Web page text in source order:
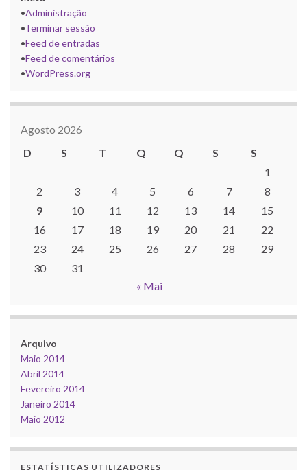
•Administração
•Terminar sessão
•Feed de entradas
•Feed de comentários
•WordPress.org
Agosto 2026
D
S T Q Q S
S
1
2
3 4 5 6 7
8
9
10 11 12 13 14
15
16
17 18 19 20 21
22
23
24 25 26 27 28
29
30
31
« Mai
Arquivo
Maio 2014
Abril 2014
Fevereiro 2014
Janeiro 2014
Maio 2012
ESTATÍSTICAS UTILIZADORES